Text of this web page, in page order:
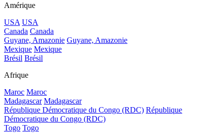
Amérique
USA USA
Canada Canada
Guyane, Amazonie Guyane, Amazonie
Mexique Mexique
Brésil Brésil
Afrique
Maroc Maroc
Madagascar Madagascar
République Démocratique du Congo (RDC) République
Démocratique du Congo (RDC)
Togo Togo